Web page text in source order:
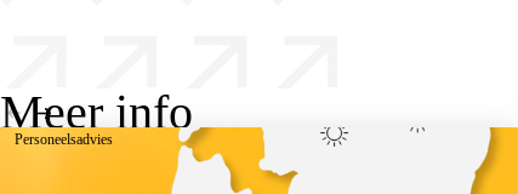
Meer info
Personeelsadvies